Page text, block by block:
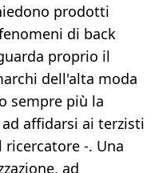
prodotti
di back
proprio il
dell'alta moda
sempre più la
affidarsi ai terzisti
-. Una
ad